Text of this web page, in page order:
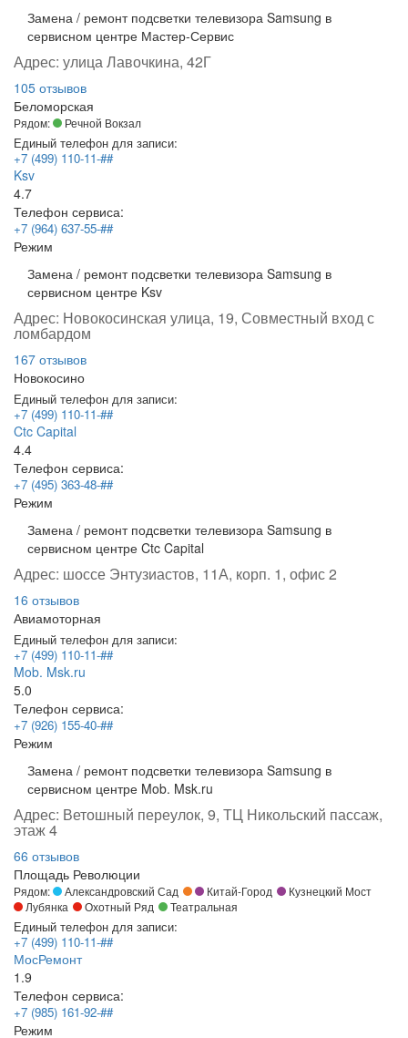
Замена / ремонт подсветки телевизора Samsung в
сервисном центре Мастер-Сервис
Адрес: улица Лавочкина, 42Г
105 отзывов
Беломорская
Рядом: Речной Вокзал
Единый телефон для записи:
+7 (499) 110-11-##
Ksv
4.7
Телефон сервиса:
+7 (964) 637-55-##
Режим
Замена / ремонт подсветки телевизора Samsung в
сервисном центре Ksv
Адрес: Новокосинская улица, 19, Совместный вход с
ломбардом
167 отзывов
Новокосино
Единый телефон для записи:
+7 (499) 110-11-##
Ctc Capital
4.4
Телефон сервиса:
+7 (495) 363-48-##
Режим
Замена / ремонт подсветки телевизора Samsung в
сервисном центре Ctc Capital
Адрес: шоссе Энтузиастов, 11А, корп. 1, офис 2
16 отзывов
Авиамоторная
Единый телефон для записи:
+7 (499) 110-11-##
Mob. Msk.ru
5.0
Телефон сервиса:
+7 (926) 155-40-##
Режим
Замена / ремонт подсветки телевизора Samsung в
сервисном центре Mob. Msk.ru
Адрес: Ветошный переулок, 9, ТЦ Никольский пассаж,
этаж 4
66 отзывов
Площадь Революции
Рядом: Александровский Сад Китай-Город
Кузнецкий Мост
Лубянка
Охотный Ряд Театральная
Единый телефон для записи:
+7 (499) 110-11-##
МосРемонт
1.9
Телефон сервиса:
+7 (985) 161-92-##
Режим